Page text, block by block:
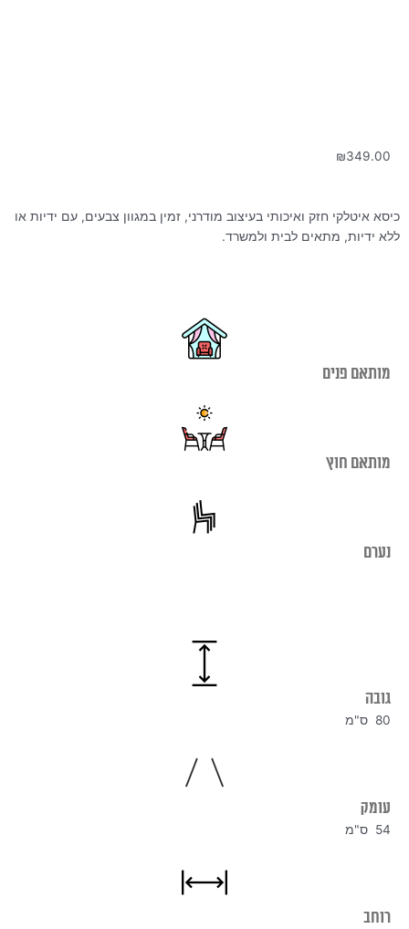
₪349.00
כיסא איטלקי חזק ואיכותי בעיצוב מודרני, זמין במגוון צבעים, עם ידיות או
ללא ידיות, מתאים לבית ולמשרד.
מותאם פנים
מותאם חוץ
נערם
גובה
80 ס"מ
עומק
54 ס"מ
רוחב